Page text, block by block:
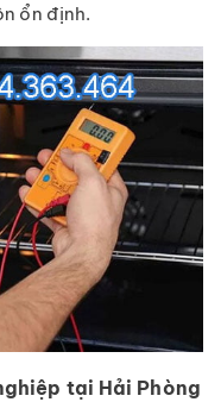
ổn định.
tại Hải Phòng